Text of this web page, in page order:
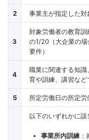
2 事業主が指定した対
3
対象労働者の教育
の1/20（大企業の
要件）
4
職業に関連する知
育や訓練、講習など
5 所定労働日の所定
以下のいずれかに該
事業所内訓練